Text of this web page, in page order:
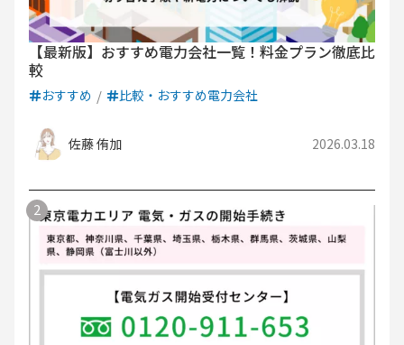
【最新版】おすすめ電力会社一覧！料金プラン徹底比
較
おすすめ 比較・おすすめ電力会社
佐藤 侑加 2026.03.18